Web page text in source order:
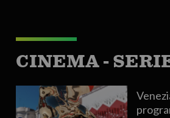
CINEMA -